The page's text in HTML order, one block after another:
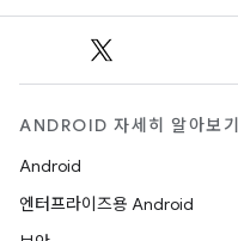
ANDROID 자세히 알아보기
Android
엔터프라이즈용 Android